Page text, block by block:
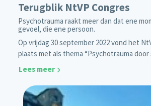
Terugblik NtVP Congres
Psychotrauma raakt meer dan dat ene
gevoel, die ene persoon.
Op vrijdag 30 september 2022 vond het
plaats met als thema “Psychotrauma door
Lees meer